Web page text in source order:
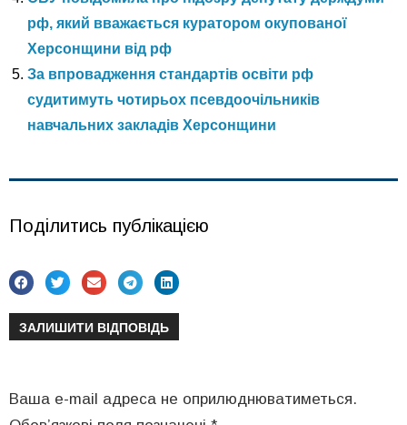
рф, який вважається куратором окупованої
Херсонщини від рф
За впровадження стандартів освіти рф
судитимуть чотирьох псевдоочільників
навчальних закладів Херсонщини
Поділитись публікацією
ЗАЛИШИТИ ВІДПОВІДЬ
Ваша e-mail адреса не оприлюднюватиметься.